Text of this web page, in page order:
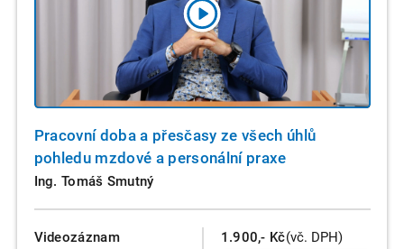
Pracovní doba a přesčasy ze všech úhlů
pohledu mzdové a personální praxe
Ing. Tomáš Smutný
Videozáznam
1.900,- Kč(vč. DPH)